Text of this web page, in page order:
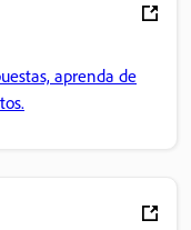
aprenda de